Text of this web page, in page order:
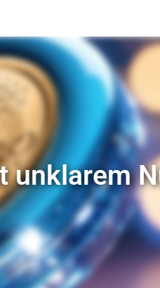
unklarem